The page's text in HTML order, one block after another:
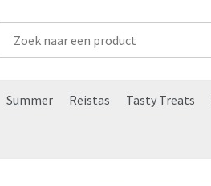
Summer Reistas Tasty Treats